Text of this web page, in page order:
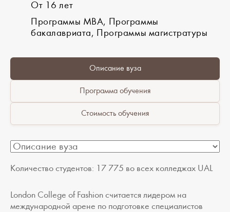
От 16 лет
Программы MBA, Программы
бакалавриата, Программы магистратуры
Описание вуза
Программа обучения
Стоимость обучения
Количество студентов: 17 775 во всех колледжах UAL
London College of Fashion считается лидером на
международной арене по подготовке специалистов